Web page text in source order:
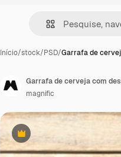
Início/stock/PSD/Garrafa de
Premium
Garrafa de cerveja com
magnific